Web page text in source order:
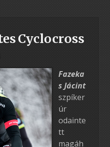
Cyclocross
Fazeka
s Jácint
szpíker
úr
odainte
tt
magáh